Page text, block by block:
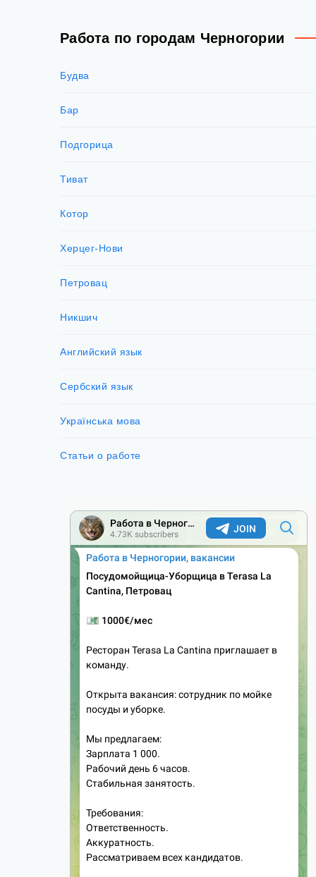
Работа по городам Черногории
Будва
Бар
Подгорица
Тиват
Котор
Херцег-Нови
Петровац
Никшич
Английский язык
Сербский язык
Українська мова
Статьи о работе